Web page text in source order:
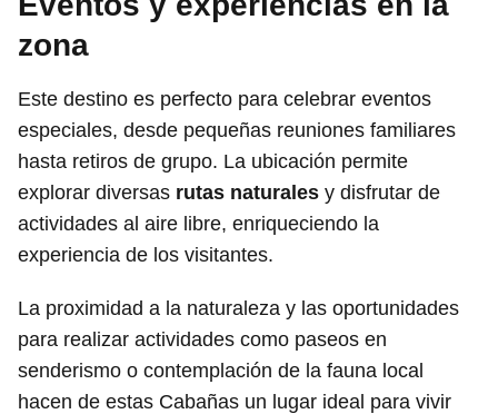
zona
Este destino es perfecto para celebrar eventos
especiales, desde pequeñas reuniones familiares
hasta retiros de grupo. La ubicación permite
explorar diversas rutas naturales y disfrutar de
actividades al aire libre, enriqueciendo la
experiencia de los visitantes.
La proximidad a la naturaleza y las oportunidades
para realizar actividades como paseos en
senderismo o contemplación de la fauna local
hacen de estas Cabañas un lugar ideal para vivir